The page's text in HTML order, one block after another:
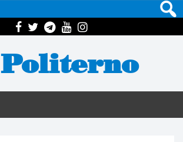
Politerno